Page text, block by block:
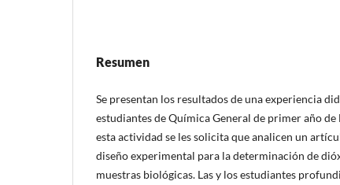
Resumen
Se presentan los resultados de una experiencia
estudiantes de Química General de primer año
esta actividad se les solicita que analicen un
diseño experimental para la determinación de
muestras biológicas. Las y los estudiantes